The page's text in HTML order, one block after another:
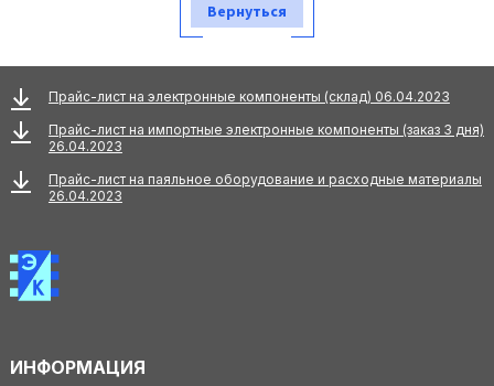
Вернуться
Прайс-лист на электронные компоненты (склад) 06.04.2023
Прайс-лист на импортные электронные компоненты (заказ 3 дня)
26.04.2023
Прайс-лист на паяльное оборудование и расходные материалы
26.04.2023
ИНФОРМАЦИЯ